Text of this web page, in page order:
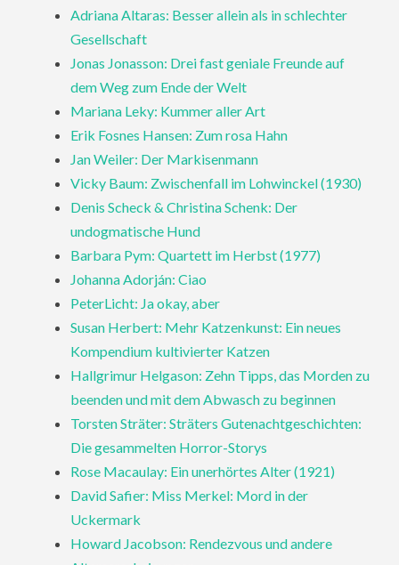
Adriana Altaras: Besser allein als in schlechter
Gesellschaft
Jonas Jonasson: Drei fast geniale Freunde auf
dem Weg zum Ende der Welt
Mariana Leky: Kummer aller Art
Erik Fosnes Hansen: Zum rosa Hahn
Jan Weiler: Der Markisenmann
Vicky Baum: Zwischenfall im Lohwinckel (1930)
Denis Scheck & Christina Schenk: Der
undogmatische Hund
Barbara Pym: Quartett im Herbst (1977)
Johanna Adorján: Ciao
PeterLicht: Ja okay, aber
Susan Herbert: Mehr Katzenkunst: Ein neues
Kompendium kultivierter Katzen
Hallgrimur Helgason: Zehn Tipps, das Morden zu
beenden und mit dem Abwasch zu beginnen
Torsten Sträter: Sträters Gutenachtgeschichten:
Die gesammelten Horror-Storys
Rose Macaulay: Ein unerhörtes Alter (1921)
David Safier: Miss Merkel: Mord in der
Uckermark
Howard Jacobson: Rendezvous und andere